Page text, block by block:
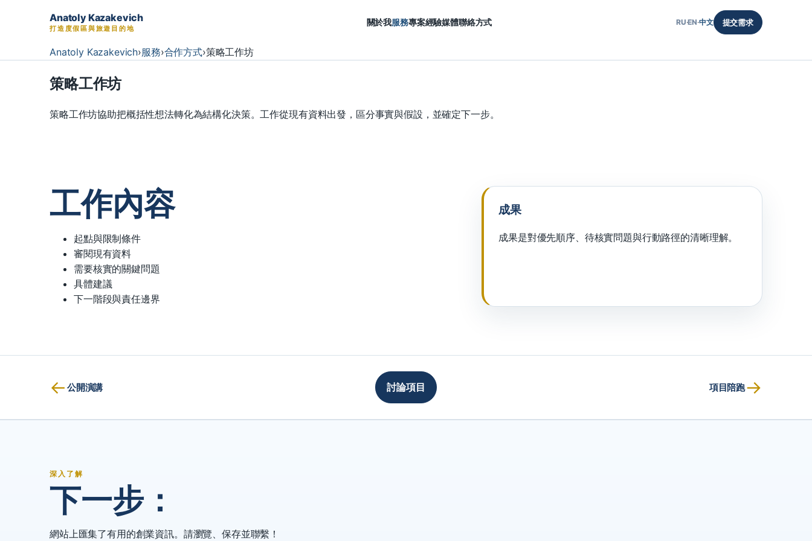
Anatoly Kazakevich
打造度假區與旅遊目的地
關於我服務專案經驗媒體聯絡方式 RU·EN·中文 提交需求
Anatoly Kazakevich›服務›合作方式›策略工作坊
策略工作坊
策略工作坊協助把概括性想法轉化為結構化決策。工作從現有資料出發，區分事實與假設，並確定下一步。
工作內容
起點與限制條件
審閱現有資料
需要核實的關鍵問題
具體建議
下一階段與責任邊界
成果
成果是對優先順序、待核實問題與行動路徑的清晰理解。
← 公開演講 討論項目 項目陪跑→
深入了解
下一步：
網站上匯集了有用的創業資訊。請瀏覽、保存並聯繫！